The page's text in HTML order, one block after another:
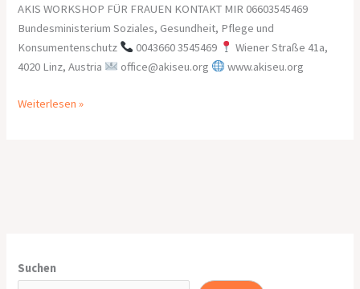
AKIS WORKSHOP FÜR FRAUEN KONTAKT MIR 06603545469
Bundesministerium Soziales, Gesundheit, Pflege und
Konsumentenschutz
0043660 3545469
Wiener Straße 41a,
4020 Linz, Austria
office@akiseu.org www.akiseu.org
Weiterlesen »
Suchen